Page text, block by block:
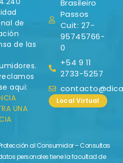
de
de las
aqui:
UNA
Brasileiro
Passos
Cuit: 27-
95745766-
0
+54 9 11
2733-5257
Local Virtual
al Consumidor – Consultas
personales tiene la facultad de